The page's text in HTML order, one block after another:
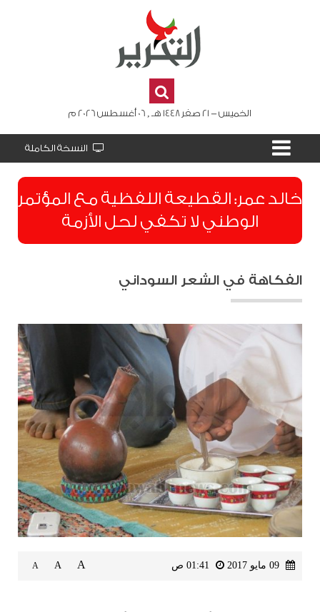
الخميس - 21 صفر 1448 هـ , 06 أغسطس 2026 م
النسخة الكاملة
​خالد عمر: القطيعة اللفظية مع المؤتمر
الوطني لا تكفي لحل الأزمة
الفكاهة في الشعر السوداني
A
A
A